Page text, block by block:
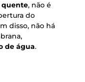
quente, não é
do
disso, não há
de água.